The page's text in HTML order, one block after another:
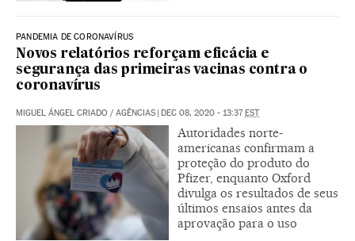
PANDEMIA DE CORONAVÍRUS
Novos relatórios reforçam eficácia e
segurança das primeiras vacinas contra o
coronavírus
MIGUEL ÁNGEL CRIADO / AGÊNCIAS | DEC 08, 2020 - 13:37EST
Autoridades norte-
americanas confirmam a
proteção do produto do
Pfizer, enquanto Oxford
divulga os resultados de seus
últimos ensaios antes da
aprovação para o uso